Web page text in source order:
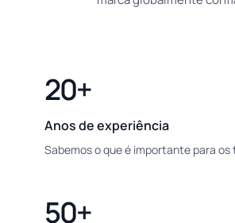
20+
Anos de experiência
Sabemos o que é importante para os
50+